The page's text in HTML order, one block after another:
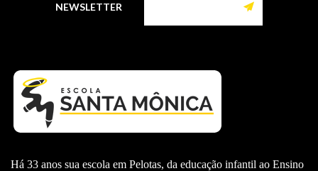
NEWSLETTER
Há 33 anos sua escola em Pelotas, da educação infantil ao Ensino